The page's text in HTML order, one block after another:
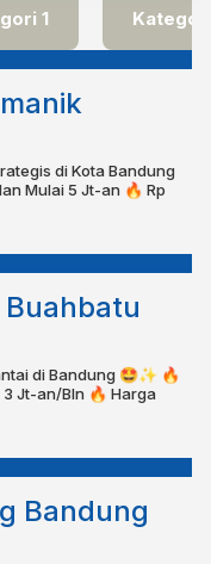
1
di Kota Bandung
Mulai 5 Jt-an 🔥 Rp
di Bandung 🤩✨ 🔥
Jt-an/Bln 🔥 Harga
Bandung